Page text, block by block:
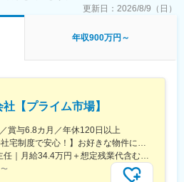
グ・グループとしての機能を進化させ、
般 （詳細は、面談・面接時にご確認くだ
更新日： 2026/8/9（日）
年収900万円～
【プライム市場】
賞与6.8カ月／年休120日以上
【全国転勤あり／手厚い社宅制度で安心！】お好きな物件に住める「借り上げ社宅制度」をご用意！単身者の場合、自己負担月1万円で居住可能です（諸条件あり）。◎転勤を経験することによって地域ごとのニーズに触れ、対応力とビジネススキルを伸ばせます。※初任地は面接時の適性を踏まえ、本社または以下の支店のいずれかに決定いたします。 ※受動喫煙対策あり（当社内禁煙 ※一部ビル内に喫煙所あり）■本社・本店千代田区大手町二丁目1番1号 大成大手町ビル■札幌支店札幌市北区北7条西4丁目3番地1 新北海道ビル■仙台支店仙台市青葉区国分町一丁目2番1号 仙台フコク生命ビル■横浜支店横浜市西区みなとみらい二丁目3番5号 クイーンズタワー■金沢支店金沢市昭和町16番1号 ヴィサージュ■名古屋支店名古屋市中区栄二丁目3番1号 名古屋広小路ビルヂング■大阪支店大阪市中央区今橋四丁目1番1号 淀屋橋三井ビルディング■広島支店広島市中区幟町13番15号 新広島ビルディング■福岡支店福岡市博多区店屋町8番30号 博多フコク生命ビル
740万円／入社6年目・主任｜月給34.4万円＋想定残業代含む諸手当＋賞与年2回 830万円／入社9年目・係長｜月給38.5万円＋想定残業代含む諸手当＋賞与年2回
〜